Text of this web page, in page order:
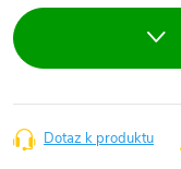
Dotaz k produktu